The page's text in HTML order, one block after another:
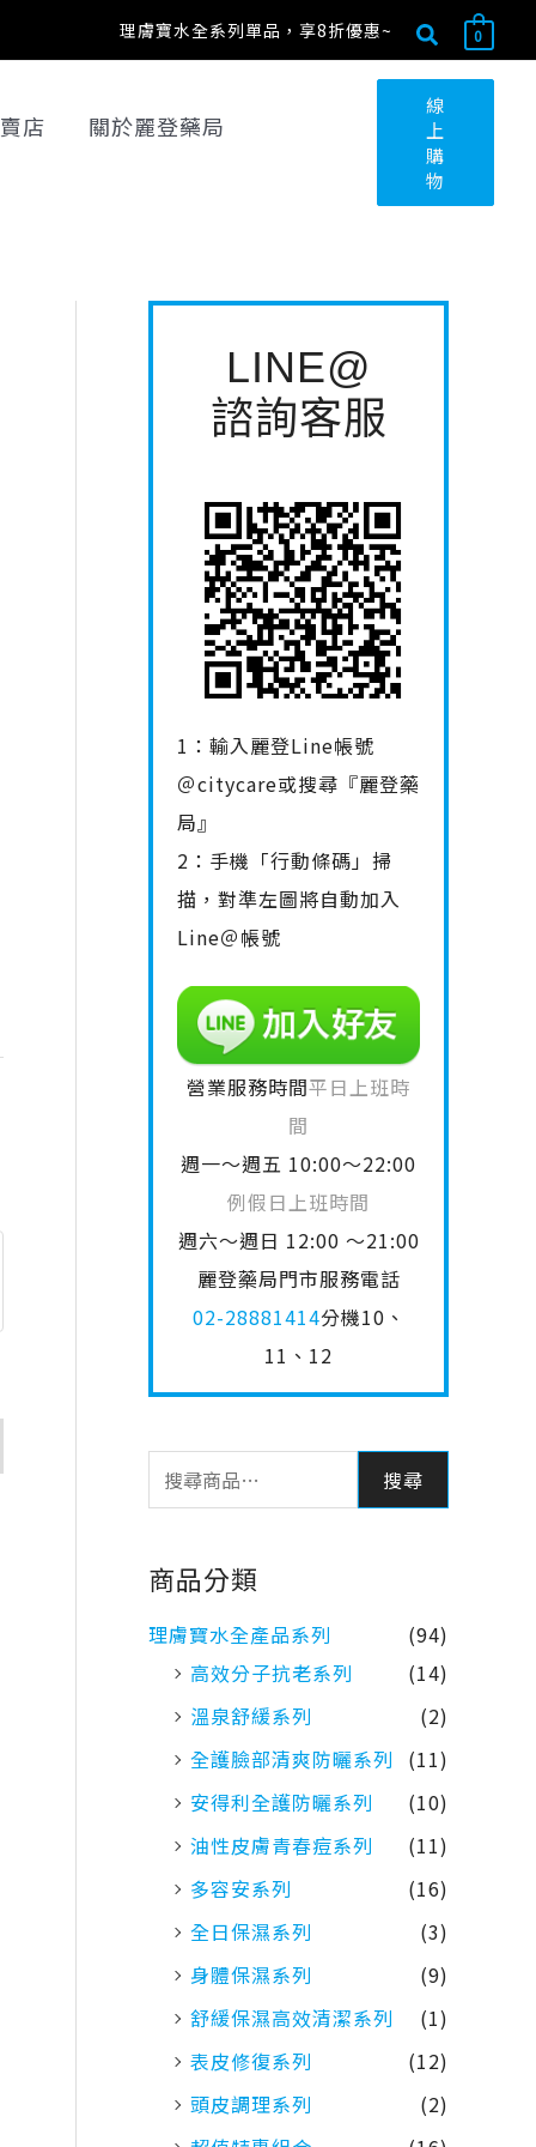
理膚寶水全系列單品，享8折優惠~
搜
尋
0
店
關於麗登藥局
線
上
購
物
LINE@
諮詢客服
1：輸入麗登Line帳號
＠citycare或搜尋『麗登藥
局』
2：手機「行動條碼」掃
描，對準左圖將自動加入
Line＠帳號
營業服務時間平日上班時
間
週一～週五 10:00～22:00
例假日上班時間
週六～週日 12:00 ～21:00
麗登藥局門市服務電話
02-28881414分機10、
11、12
搜
尋
鍵
搜尋
商品分類
理膚寶水全產品系列
(94)
高效分子抗老系列
(14)
溫泉舒緩系列
(2)
全護臉部清爽防曬系列
(11)
安得利全護防曬系列
(10)
油性皮膚青春痘系列
(11)
多容安系列
(16)
全日保濕系列
(3)
身體保濕系列
(9)
舒緩保濕高效清潔系列
(1)
表皮修復系列
(12)
頭皮調理系列
(2)